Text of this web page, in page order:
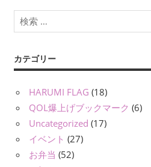
ン
カテゴリー
HARUMI FLAG (18)
QOL爆上げブックマーク (6)
Uncategorized (17)
イベント (27)
お弁当 (52)